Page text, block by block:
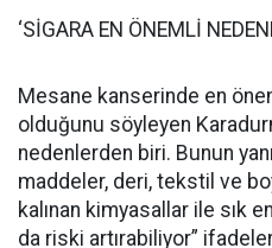
‘SİGARA EN ÖNEMLİ
Mesane kanserinde en
olduğunu söyleyen
nedenlerden biri. Bunun
maddeler, deri, tekstil ve
kalınan kimyasallar ile sık
da riski artırabiliyor”